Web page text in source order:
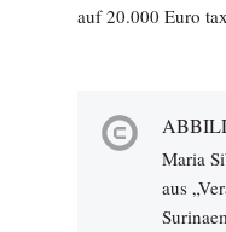
auf 20.000 Euro
Maria
aus